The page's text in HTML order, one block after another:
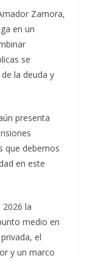
Zamora,
en un
se
la deuda y
presenta
que debemos
en este
la
medio en
el
y un marco